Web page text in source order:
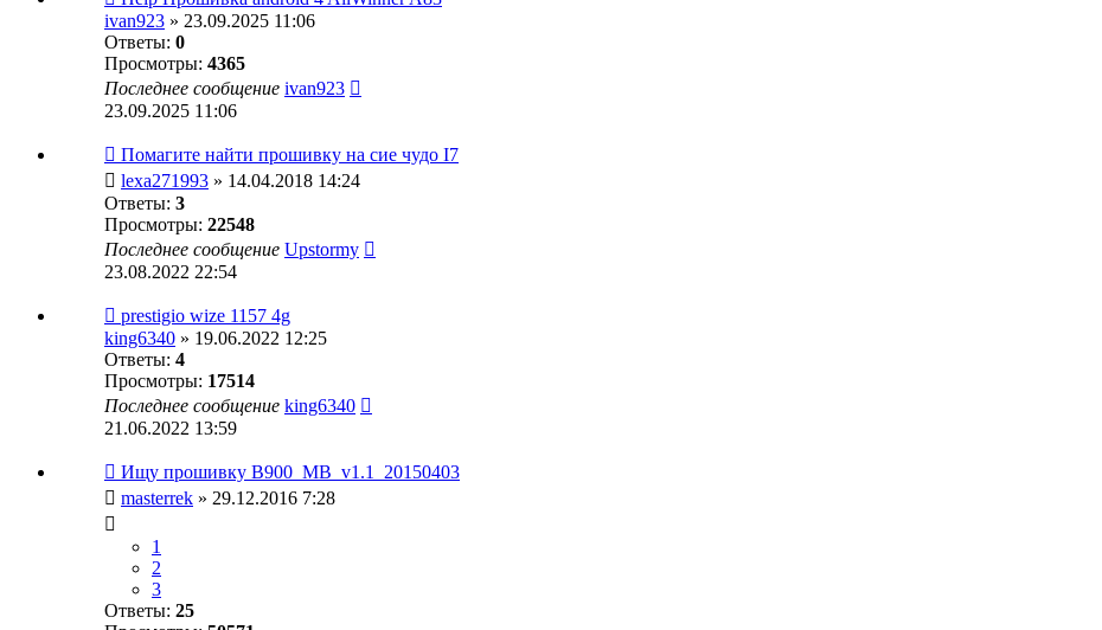
ivan923 » 23.09.2025 11:06
Ответы: 0
Просмотры: 4365
Последнее сообщение ivan923
23.09.2025 11:06
Помагите найти прошивку на сие чудо I7
lexa271993 » 14.04.2018 14:24
Ответы: 3
Просмотры: 22548
Последнее сообщение Upstormy
23.08.2022 22:54
prestigio wize 1157 4g
king6340 » 19.06.2022 12:25
Ответы: 4
Просмотры: 17514
Последнее сообщение king6340
21.06.2022 13:59
Ищу прошивку B900_MB_v1.1_20150403
masterrek » 29.12.2016 7:28
1
2
3
Ответы: 25